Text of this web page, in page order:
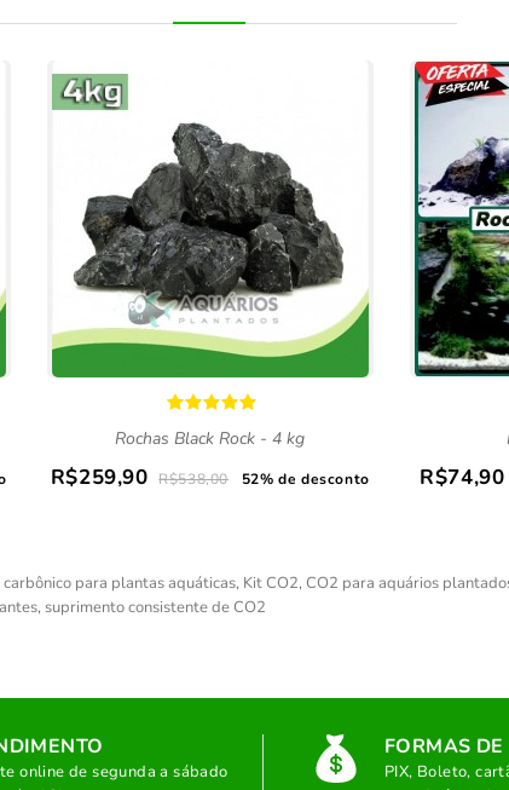
Rochas Black Rock - 4 kg
R$259,90 R$538,00 52% de desconto R$74,90
carbônico para plantas aquáticas, Kit CO2, CO2 para aquários
, suprimento consistente de CO2
online de segunda a sábado
FORMAS
PIX, Boleto,